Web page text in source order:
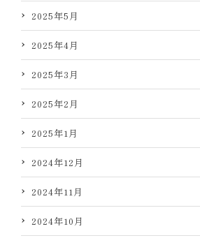
2025年5月
2025年4月
2025年3月
2025年2月
2025年1月
2024年12月
2024年11月
2024年10月